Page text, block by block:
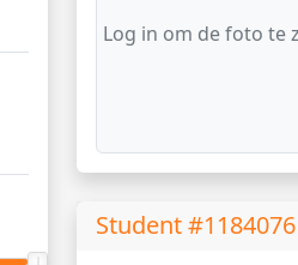
Log in om de foto te
Student